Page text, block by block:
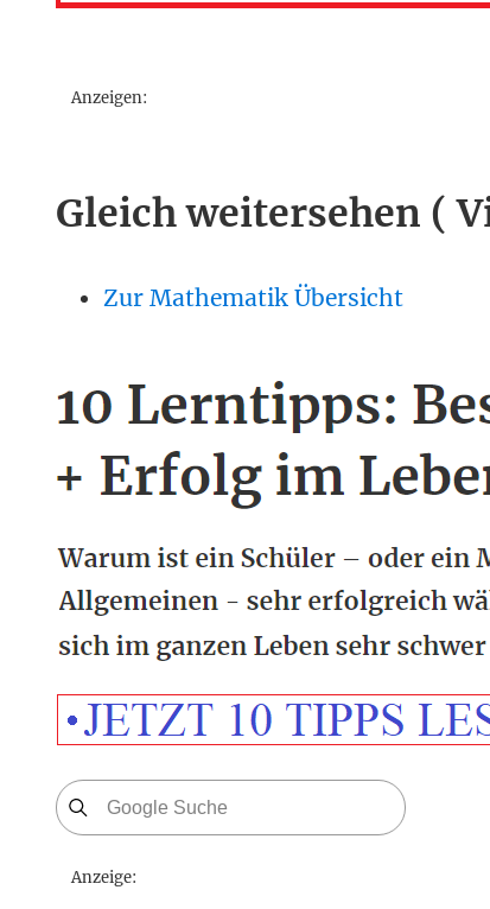
Anzeigen:
Gleich weitersehen (
Zur Mathematik Übersicht
Anzeige: